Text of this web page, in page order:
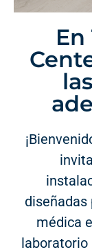
diseñadas
médica
laboratorio